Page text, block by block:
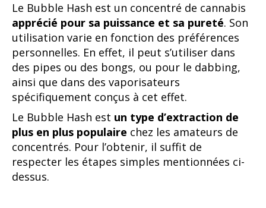
Le Bubble Hash est un concentré de cannabis
apprécié pour sa puissance et sa pureté. Son
utilisation varie en fonction des préférences
personnelles. En effet, il peut s’utiliser dans
des pipes ou des bongs, ou pour le dabbing,
ainsi que dans des vaporisateurs
spécifiquement conçus à cet effet.
Le Bubble Hash est un type d’extraction de
plus en plus populaire chez les amateurs de
concentrés. Pour l’obtenir, il suffit de
respecter les étapes simples mentionnées ci-
dessus.